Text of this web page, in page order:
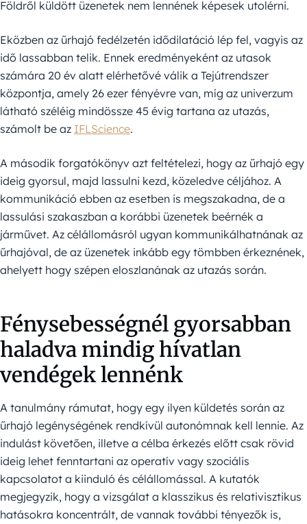
Földről küldött üzenetek nem lennének képesek utolérni.
Eközben az űrhajó fedélzetén idődilatáció lép fel, vagyis az
idő lassabban telik. Ennek eredményeként az utasok
számára 20 év alatt elérhetővé válik a Tejútrendszer
központja, amely 26 ezer fényévre van, míg az univerzum
látható széléig mindössze 45 évig tartana az utazás,
számolt be az IFLScience.
A második forgatókönyv azt feltételezi, hogy az űrhajó egy
ideig gyorsul, majd lassulni kezd, közeledve céljához. A
kommunikáció ebben az esetben is megszakadna, de a
lassulási szakaszban a korábbi üzenetek beérnék a
járművet. Az célállomásról ugyan kommunikálhatnának az
űrhajóval, de az üzenetek inkább egy tömbben érkeznének,
ahelyett hogy szépen eloszlanának az utazás során.
Fénysebességnél gyorsabban
haladva mindig hívatlan
vendégek lennénk
A tanulmány rámutat, hogy egy ilyen küldetés során az
űrhajó legénységének rendkívül autonómnak kell lennie. Az
indulást követően, illetve a célba érkezés előtt csak rövid
ideig lehet fenntartani az operatív vagy szociális
kapcsolatot a kiinduló és célállomással. A kutatók
megjegyzik, hogy a vizsgálat a klasszikus és relativisztikus
hatásokra koncentrált, de vannak további tényezők is,